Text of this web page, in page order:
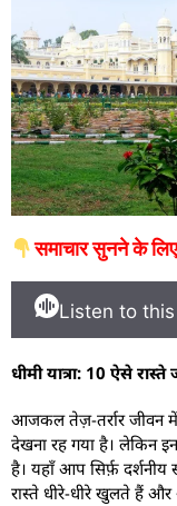
समाचार सुनने के
Listen to this
धीमी यात्रा: 10 ऐसे
आजकल तेज़-तर्रार जीवन में
देखना रह गया है। लेकिन
है। यहाँ आप सिर्फ़
रास्ते धीरे-धीरे खुलते हैं